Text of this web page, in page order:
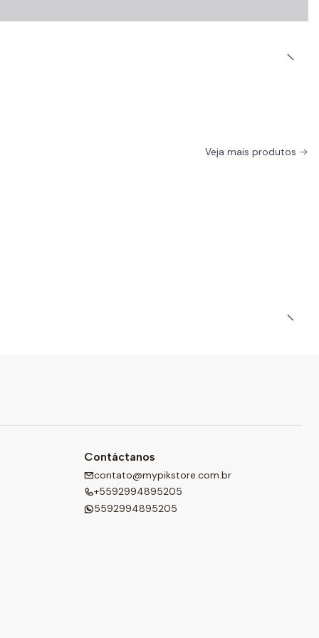
Veja mais produtos
Contáctanos
contato@mypikstore.com.br
+5592994895205
5592994895205